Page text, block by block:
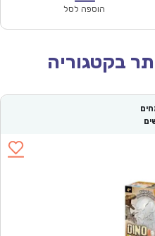
הוספה לסל
בקטגוריה